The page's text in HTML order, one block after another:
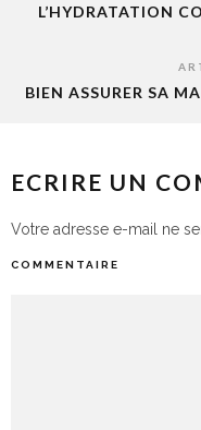
L’HYDRATATION
BIEN ASSURER SA
ECRIRE UN
Votre adresse e-mail ne
COMMENTAIRE